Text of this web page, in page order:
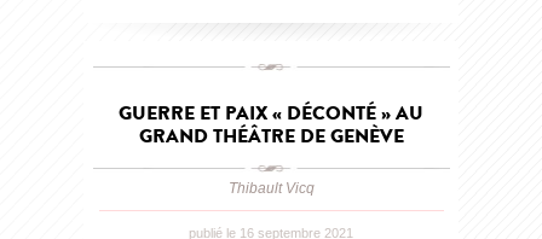
GUERRE ET PAIX « DÉCONTÉ » AU
GRAND THÉÂTRE DE GENÈVE
Thibault Vicq
publié le 16 septembre 2021